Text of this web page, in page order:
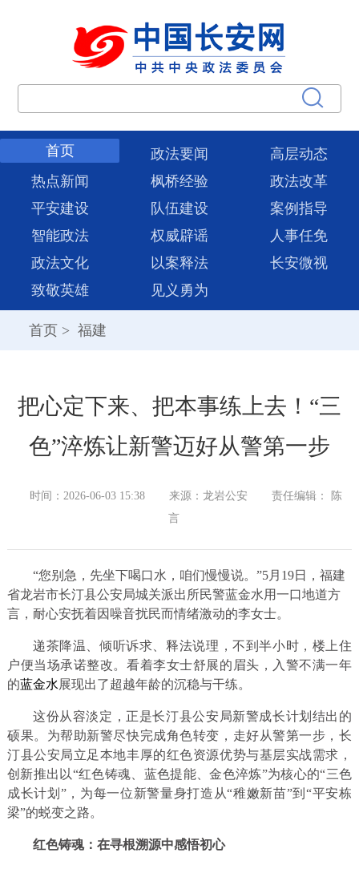
首页 政法要闻
高层动态
热点新闻
枫桥经验
政法改革
平安建设
队伍建设
案例指导
智能政法
权威辟谣
人事任免
政法文化
以案释法
长安微视
致敬英雄
见义勇为
首页 > 福建
把心定下来、把本事练上去！“三
色”淬炼让新警迈好从警第一步
时间：2026-06-03 15:38 来源：龙岩公安
责任编辑： 陈
言
“您别急，先坐下喝口水，咱们慢慢说。”5月19日，福建
省龙岩市长汀县公安局城关派出所民警蓝金水用一口地道方
言，耐心安抚着因噪音扰民而情绪激动的李女士。
递茶降温、倾听诉求、释法说理，不到半小时，楼上住
户便当场承诺整改。看着李女士舒展的眉头，入警不满一年
的蓝金水展现出了超越年龄的沉稳与干练。
这份从容淡定，正是长汀县公安局新警成长计划结出的
硕果。为帮助新警尽快完成角色转变，走好从警第一步，长
汀县公安局立足本地丰厚的红色资源优势与基层实战需求，
创新推出以“红色铸魂、蓝色提能、金色淬炼”为核心的“三色
成长计划”，为每一位新警量身打造从“稚嫩新苗”到“平安栋
梁”的蜕变之路。
红色铸魂：在寻根溯源中感悟初心